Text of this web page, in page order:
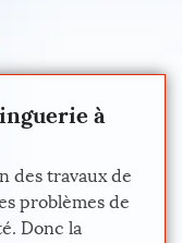
à
des travaux de
problèmes de
Donc la